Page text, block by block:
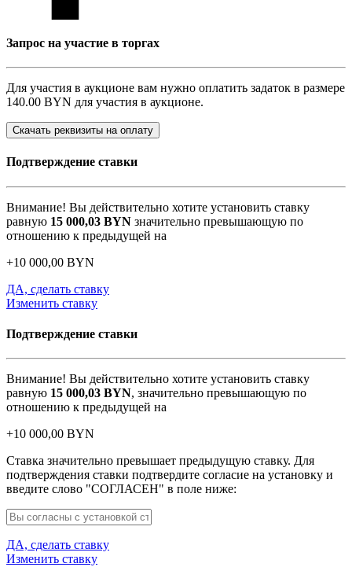
Запрос на участие в торгах
Для участия в аукционе вам нужно оплатить задаток в размере
140.00 BYN для участия в аукционе.
Скачать реквизиты на оплату
Подтверждение ставки
Внимание! Вы действительно хотите установить ставку
равную 15 000,03 BYN значительно превышающую по
отношению к предыдущей на
+10 000,00 BYN
ДА, сделать ставку
Изменить ставку
Подтверждение ставки
Внимание! Вы действительно хотите установить ставку
равную 15 000,03 BYN, значительно превышающую по
отношению к предыдущей на
+10 000,00 BYN
Ставка значительно превышает предыдущую ставку. Для
подтверждения ставки подтвердите согласие на установку и
введите слово "СОГЛАСЕН" в поле ниже:
ДА, сделать ставку
Изменить ставку